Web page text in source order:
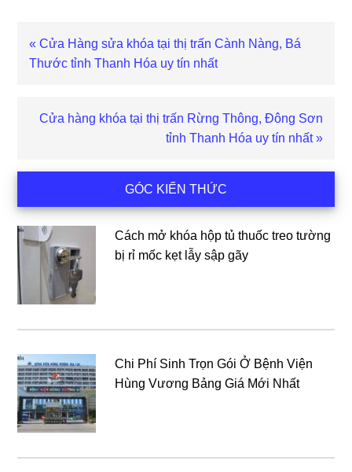
Bài
viết
« Cửa Hàng sửa khóa tại thị trấn Cành Nàng, Bá
Thước tỉnh Thanh Hóa uy tín nhất
Bài
Cửa hàng khóa tại thị trấn Rừng Thông, Đông Sơn
tỉnh Thanh Hóa uy tín nhất »
chính
GÓC KIẾN THỨC
Cách mở khóa hộp tủ thuốc treo tường
bị rỉ mốc kẹt lẫy sập gãy
Chi Phí Sinh Trọn Gói Ở Bệnh Viện
Hùng Vương Bảng Giá Mới Nhất